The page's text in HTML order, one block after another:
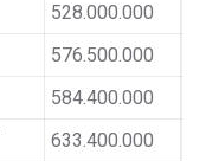
528.000.000
576.500.000
584.400.000
633.400.000